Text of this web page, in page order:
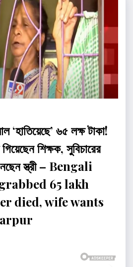
৬৫ লক্ষ টাকা!
শিক্ষক, সুবিচারের
স্ত্রী – Bengali
65 lakh
died, wife wants